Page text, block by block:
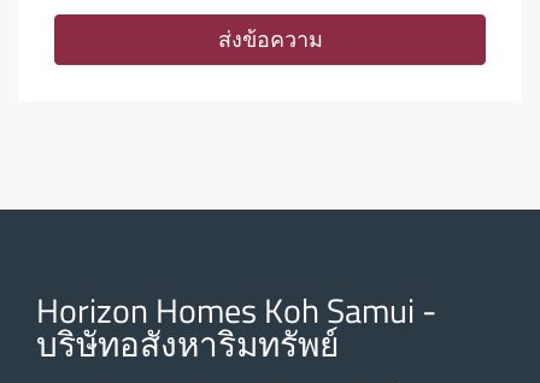
ส่งข้อความ
Horizon Homes Koh Samui -
บริษัทอสังหาริมทรัพย์